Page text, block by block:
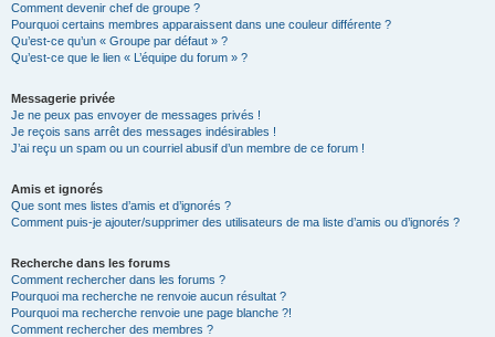
Comment devenir chef de groupe ?
Pourquoi certains membres apparaissent dans une couleur différente ?
Qu’est-ce qu’un « Groupe par défaut » ?
Qu’est-ce que le lien « L’équipe du forum » ?
Messagerie privée
Je ne peux pas envoyer de messages privés !
Je reçois sans arrêt des messages indésirables !
J’ai reçu un spam ou un courriel abusif d’un membre de ce forum !
Amis et ignorés
Que sont mes listes d’amis et d’ignorés ?
Comment puis-je ajouter/supprimer des utilisateurs de ma liste d’amis ou d’ignorés ?
Recherche dans les forums
Comment rechercher dans les forums ?
Pourquoi ma recherche ne renvoie aucun résultat ?
Pourquoi ma recherche renvoie une page blanche ?!
Comment rechercher des membres ?